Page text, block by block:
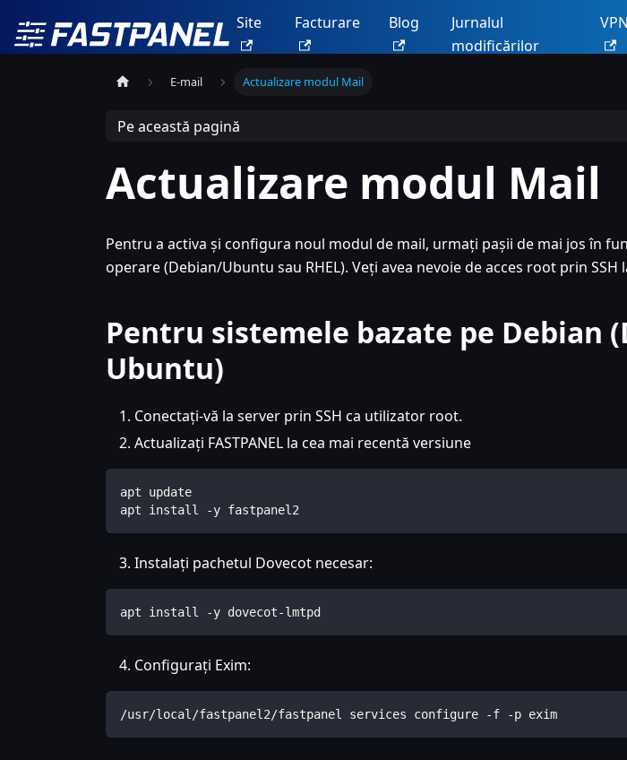
Site Facturare Blog
Jurnalul
modificărilor
VPN
E-mail Actualizare modul Mail
Pe această pagină
Actualizare modul Mail
Pentru a activa și configura noul modul de mail, urmați pașii de mai jos în
operare (Debian/Ubuntu sau RHEL). Veți avea nevoie de acces root prin SSH
Pentru sistemele bazate pe Debian
Ubuntu)
Conectați-vă la server prin SSH ca utilizator root.
Actualizați FASTPANEL la cea mai recentă versiune
apt update
apt install -y fastpanel2
Instalați pachetul Dovecot necesar:
apt install -y dovecot-lmtpd
Configurați Exim:
/usr/local/fastpanel2/fastpanel services configure -f -p exim